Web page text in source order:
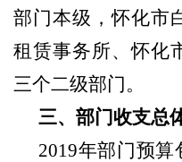
部门本级，怀化市
租赁事务所、怀化
三个二级部门。
三、部门收支总
2019年部门预